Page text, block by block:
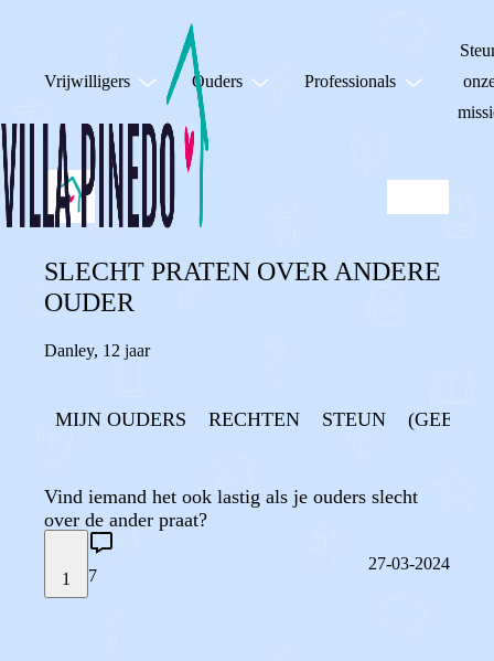
Vrijwilligers Ouders Professionals
SLECHT PRATEN OVER ANDERE
OUDER
Danley, 12 jaar
MIJN OUDERS RECHTEN STEUN (GEEN)
Vind iemand het ook lastig als je ouders slecht
over de ander praat?
1 7
27-03-2024